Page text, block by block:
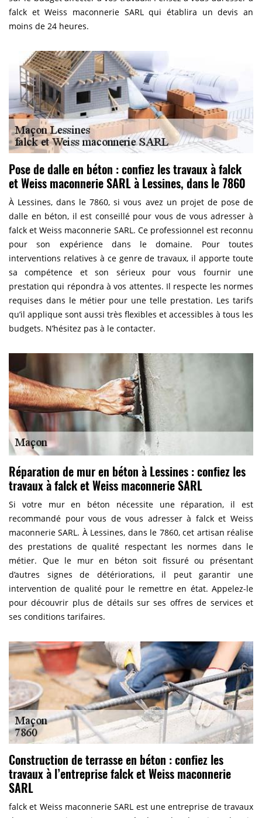
falck et Weiss maconnerie SARL qui établira un devis an
moins de 24 heures.
Pose de dalle en béton : confiez les travaux à falck
et Weiss maconnerie SARL à Lessines, dans le 7860
À Lessines, dans le 7860, si vous avez un projet de pose de
dalle en béton, il est conseillé pour vous de vous adresser à
falck et Weiss maconnerie SARL. Ce professionnel est reconnu
pour son expérience dans le domaine. Pour toutes
interventions relatives à ce genre de travaux, il apporte toute
sa compétence et son sérieux pour vous fournir une
prestation qui répondra à vos attentes. Il respecte les normes
requises dans le métier pour une telle prestation. Les tarifs
qu’il applique sont aussi très flexibles et accessibles à tous les
budgets. N’hésitez pas à le contacter.
Réparation de mur en béton à Lessines : confiez les
travaux à falck et Weiss maconnerie SARL
Si votre mur en béton nécessite une réparation, il est
recommandé pour vous de vous adresser à falck et Weiss
maconnerie SARL. À Lessines, dans le 7860, cet artisan réalise
des prestations de qualité respectant les normes dans le
métier. Que le mur en béton soit fissuré ou présentant
d’autres signes de détériorations, il peut garantir une
intervention de qualité pour le remettre en état. Appelez-le
pour découvrir plus de détails sur ses offres de services et
ses conditions tarifaires.
Construction de terrasse en béton : confiez les
travaux à l’entreprise falck et Weiss maconnerie
SARL
falck et Weiss maconnerie SARL est une entreprise de travaux